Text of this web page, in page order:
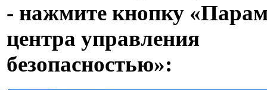
- нажмите кнопку
центра управления
безопасностью»: